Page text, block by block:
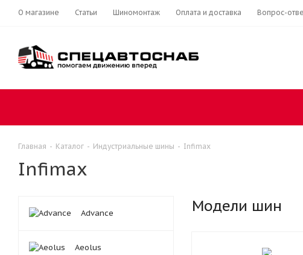
О магазине Статьи Шиномонтаж Оплата и доставка Вопрос-
Главная - Каталог - Индустриальные шины - Infimax
Infimax
Модели шин
Advance
Aeolus